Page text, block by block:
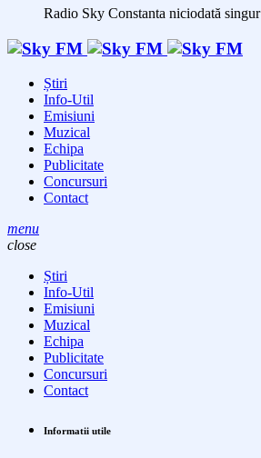
Radio Sky Constanta niciodată singur
Știri
Info-Util
Emisiuni
Muzical
Echipa
Publicitate
Concursuri
Contact
menu
close
Știri
Info-Util
Emisiuni
Muzical
Echipa
Publicitate
Concursuri
Contact
Informatii utile